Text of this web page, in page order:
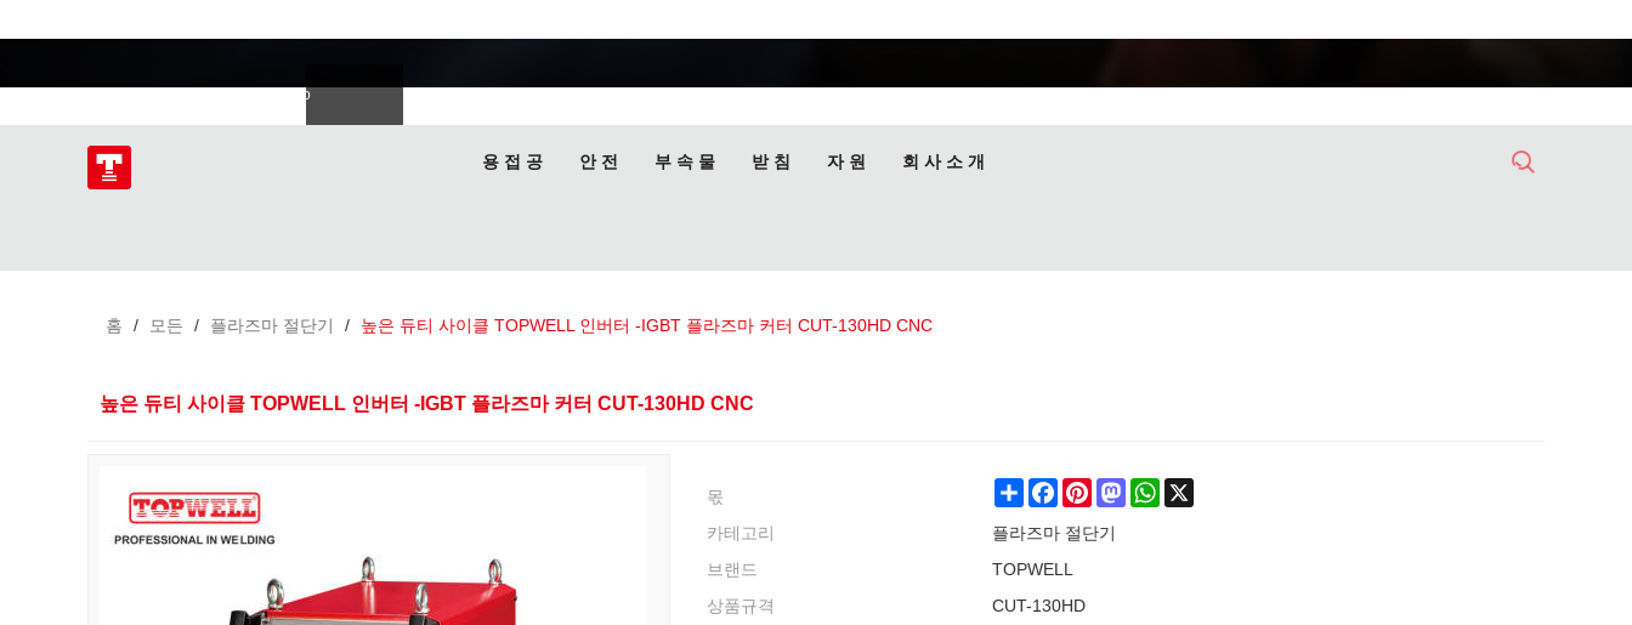
Italiano
Polski 용 접 공 안 전 부 속 물 받 침 자 원 회 사 소 개
홈 / 모든 / 플라즈마 절단기 / 높은 듀티 사이클 TOPWELL 인버터 -IGBT 플라즈마 커터 CUT-130HD CNC
높은 듀티 사이클 TOPWELL 인버터 -IGBT 플라즈마 커터 CUT-130HD CNC
몫 ShareFacebookPinterestMastodonWhatsApp
카테고리
플라즈마 절단기
브랜드
TOPWELL
상품규격
CUT-130HD